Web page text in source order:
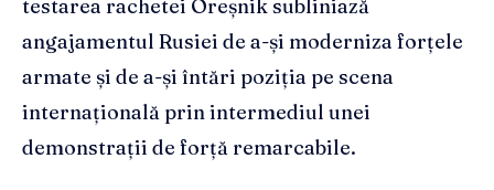
testarea rachetei Oreșnik subliniază
angajamentul Rusiei de a-și moderniza forțele
armate și de a-și întări poziția pe scena
internațională prin intermediul unei
demonstrații de forță remarcabile.